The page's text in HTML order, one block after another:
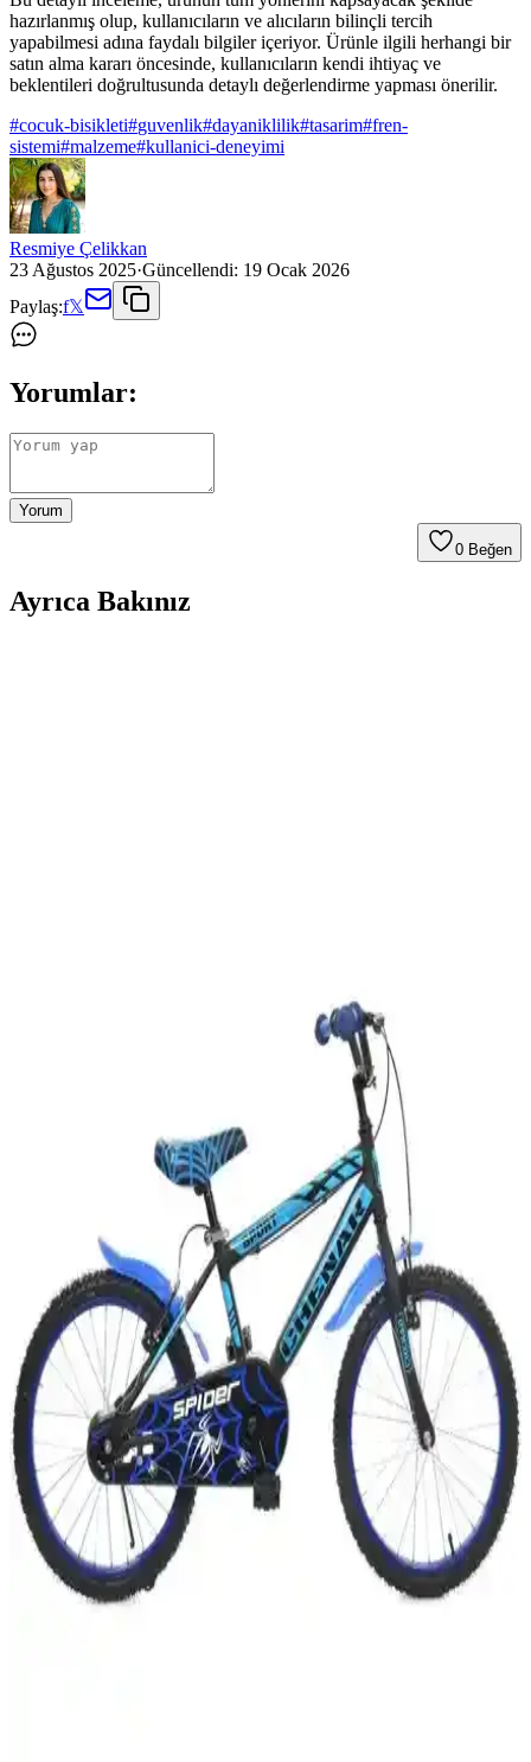
hazırlanmış olup, kullanıcıların ve alıcıların bilinçli tercih
yapabilmesi adına faydalı bilgiler içeriyor. Ürünle ilgili herhangi bir
satın alma kararı öncesinde, kullanıcıların kendi ihtiyaç ve
beklentileri doğrultusunda detaylı değerlendirme yapması önerilir.
#cocuk-bisikleti#guvenlik#dayaniklilik#tasarim#fren-
sistemi#malzeme#kullanici-deneyimi
Resmiye Çelikkan
23 Ağustos 2025·Güncellendi: 19 Ocak 2026
Paylaş:f𝕏
Yorumlar:
Yorum
0 Beğen
Ayrıca Bakınız
Trendbisiklet Mistral ve Cross Country Modellerinin
Trendbisiklet Mistral ve Cross Country modelleri, 6-9 yaş arası
çocuklar için tasarlanmış, farklı özellikler ve fiyat seçenekleriyle öne
çıkıyor. Her iki modelin avantajları ve kullanıcı deneyimleri detaylı
Tunca Beemer 20 Jant Çocuk Bisikleti 7-10 Yaş
Güvenli ve Dayanıklı Tasarım
Tunca Beemer 20 Jant çocuk bisikleti, 7-10 yaş arası çocuklar için
tasarlanmış, dayanıklı çelik gövdesi ve güvenlik özellikleriyle öne
çıkan bir modeldir. Rahat ve eğlenceli sürüş sağlar.
Flipper 20 inç Jant Pembe Çocuk Bisikleti Güvenlik
ve Eğlenceyi Bir Arada Sunar
Flipper 20 inç jant pembe çocuk bisikleti, güvenlik ve eğlenceyi bir
arada sunan dayanıklı tasarımıyla 5-10 yaş arası çocuklar için ideal,
şık ve kullanışlı özelliklere sahip bir üründür.
Motolinas Siyah Bisiklet Çamurluk Takımı 16-20
Jant için dayanıklı ve şık koruma seti
Motolinas Siyah bisiklet çamurluk takımı, 16-20 inç jantlara uyum
sağlar, dayanıklı malzeme ve şık tasarımıyla sürüş konforunu artırır,